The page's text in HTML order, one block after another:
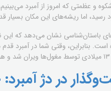
و عظمتی که امروز از آمبرد
رسید، اما ریشه‌های این مکان بسیار
باستان‌شناسی نشان می‌دهد که این
بنابراین، وقتی شما در آمبرد
در دژ